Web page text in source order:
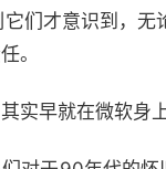
们才意识到，无
。
实早就在微软身上